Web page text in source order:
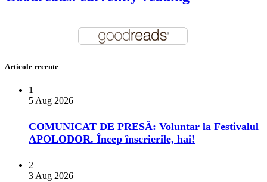
Articole recente
1
5 Aug 2026
COMUNICAT DE PRESĂ: Voluntar la Festivalul
APOLODOR. Încep înscrierile, hai!
2
3 Aug 2026